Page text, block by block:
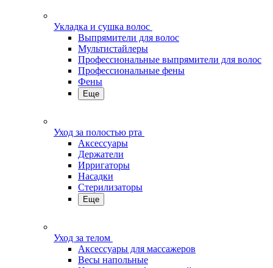
Укладка и сушка волос
Выпрямители для волос
Мультистайлеры
Профессиональные выпрямители для волос
Профессиональные фены
Фены
Еще
Уход за полостью рта
Аксессуары
Держатели
Ирригаторы
Насадки
Стерилизаторы
Еще
Уход за телом
Аксессуары для массажеров
Весы напольные